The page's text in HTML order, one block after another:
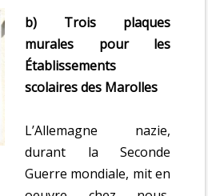
b) Trois plaques
murales pour les
Établissements
scolaires des Marolles
L’Allemagne nazie,
durant la Seconde
Guerre mondiale, mit en